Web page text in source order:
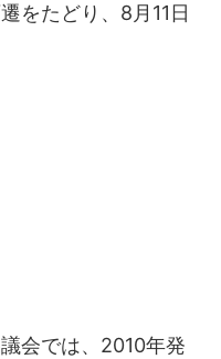
をたどり、8月11日
会では、2010年発